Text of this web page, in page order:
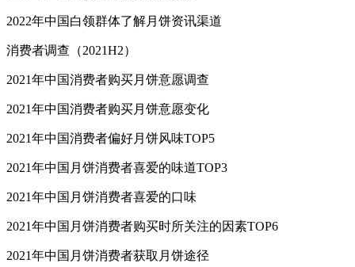
2022年中国白领群体了解月饼资讯渠道
消费者调查（2021H2）
2021年中国消费者购买月饼意愿调查
2021年中国消费者购买月饼意愿变化
2021年中国消费者偏好月饼风味TOP5
2021年中国月饼消费者喜爱的味道TOP3
2021年中国月饼消费者喜爱的口味
2021年中国月饼消费者购买时所关注的因素TOP6
2021年中国月饼消费者获取月饼途径